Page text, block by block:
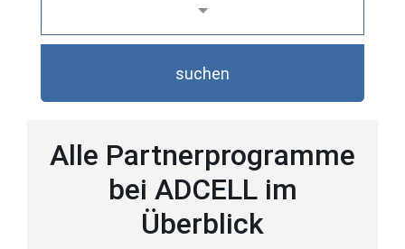
suchen
Alle Partnerprogramme
bei ADCELL im
Überblick